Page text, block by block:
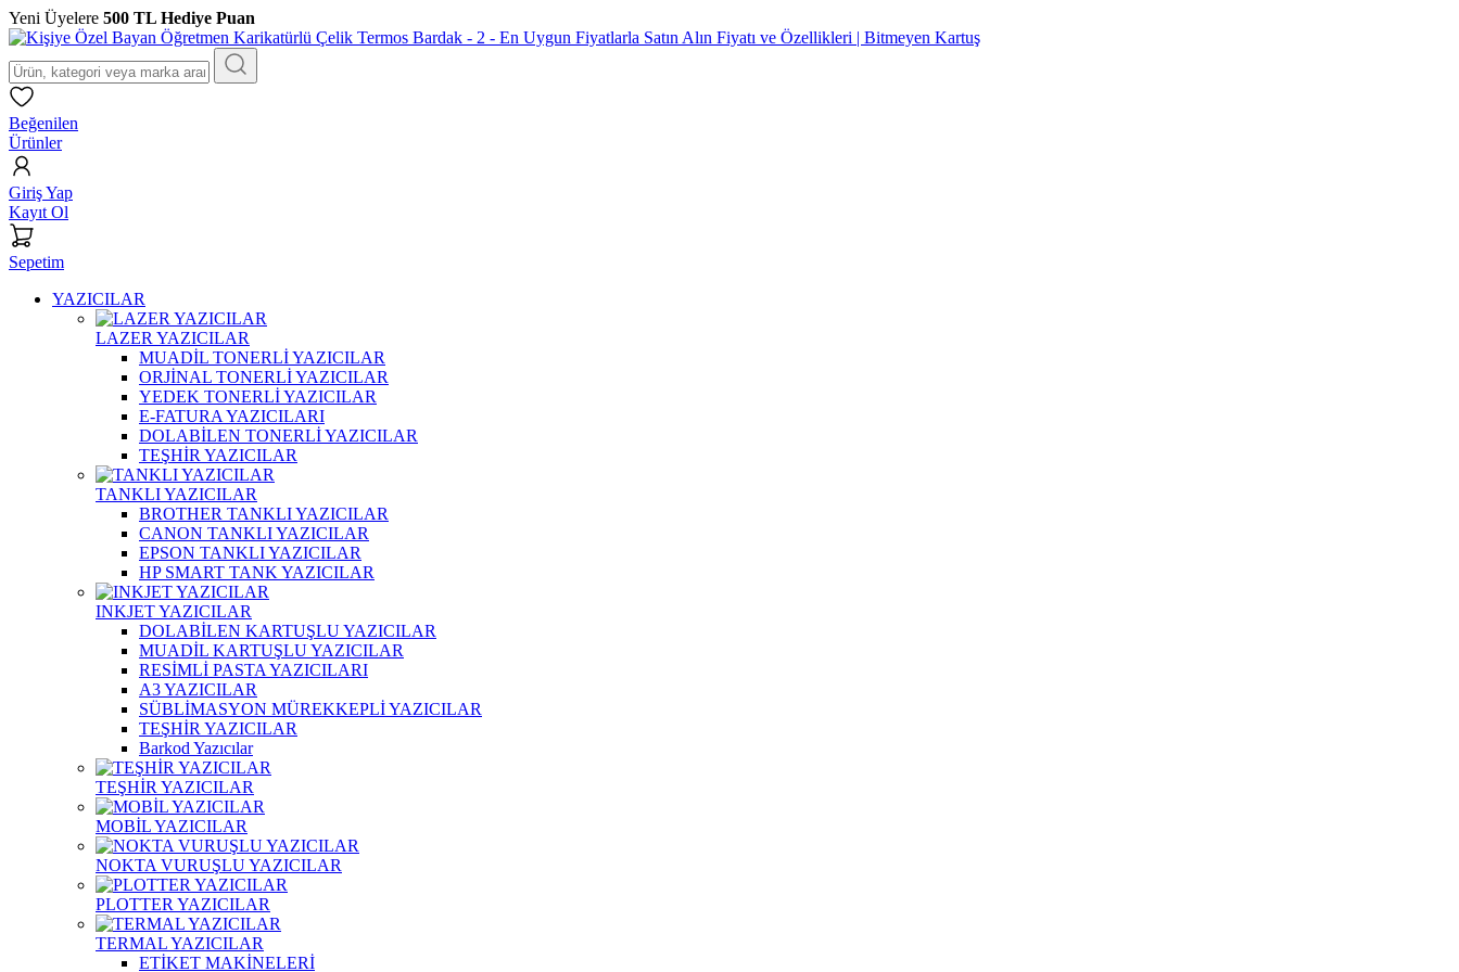
Yeni Üyelere 500 TL Hediye Puan
Beğenilen
Ürünler
Giriş Yap
Kayıt Ol
Sepetim
YAZICILAR
LAZER YAZICILAR
MUADİL TONERLİ YAZICILAR
ORJİNAL TONERLİ YAZICILAR
YEDEK TONERLİ YAZICILAR
E-FATURA YAZICILARI
DOLABİLEN TONERLİ YAZICILAR
TEŞHİR YAZICILAR
TANKLI YAZICILAR
BROTHER TANKLI YAZICILAR
CANON TANKLI YAZICILAR
EPSON TANKLI YAZICILAR
HP SMART TANK YAZICILAR
INKJET YAZICILAR
DOLABİLEN KARTUŞLU YAZICILAR
MUADİL KARTUŞLU YAZICILAR
RESİMLİ PASTA YAZICILARI
A3 YAZICILAR
SÜBLİMASYON MÜREKKEPLİ YAZICILAR
TEŞHİR YAZICILAR
Barkod Yazıcılar
TEŞHİR YAZICILAR
MOBİL YAZICILAR
NOKTA VURUŞLU YAZICILAR
PLOTTER YAZICILAR
TERMAL YAZICILAR
ETİKET MAKİNELERİ